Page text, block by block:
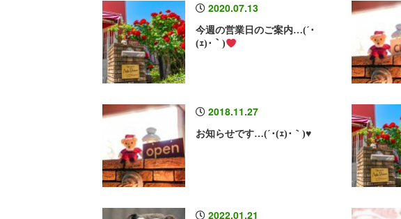
2020.07.13
今週の営業日のご案内…(´･
(ｪ)･｀)
2018.11.27
お知らせです…(´･(ｪ)･｀)♥
2022.01.21